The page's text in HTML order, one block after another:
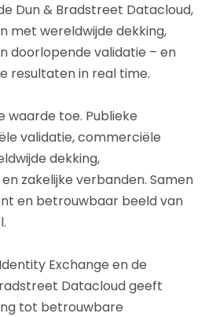
de Dun & Bradstreet Datacloud,
met wereldwijde dekking,
doorlopende validatie – en
resultaten in real time.
waarde toe. Publieke
validatie, commerciële
dekking,
zakelijke verbanden. Samen
en betrouwbaar beeld van
Exchange en de
Datacloud geeft
tot betrouwbare